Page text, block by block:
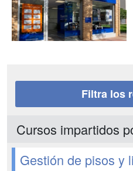
Filtra los
Cursos impartidos
Gestión de pisos y